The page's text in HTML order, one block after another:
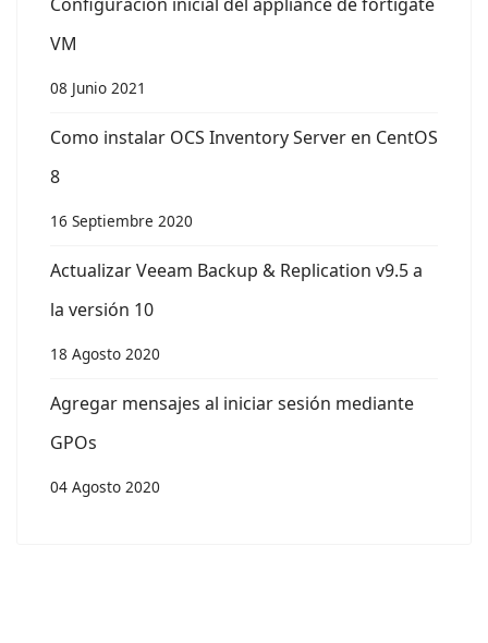
VM
08 Junio 2021
Como instalar OCS Inventory Server en CentOS
8
16 Septiembre 2020
Actualizar Veeam Backup & Replication v9.5 a
la versión 10
18 Agosto 2020
Agregar mensajes al iniciar sesión mediante
GPOs
04 Agosto 2020